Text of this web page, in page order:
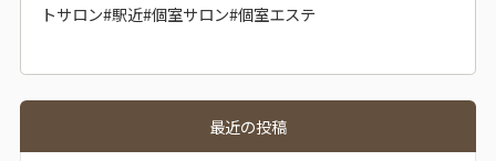
トサロン#駅近#個室サロン#個室エステ
最近の投稿